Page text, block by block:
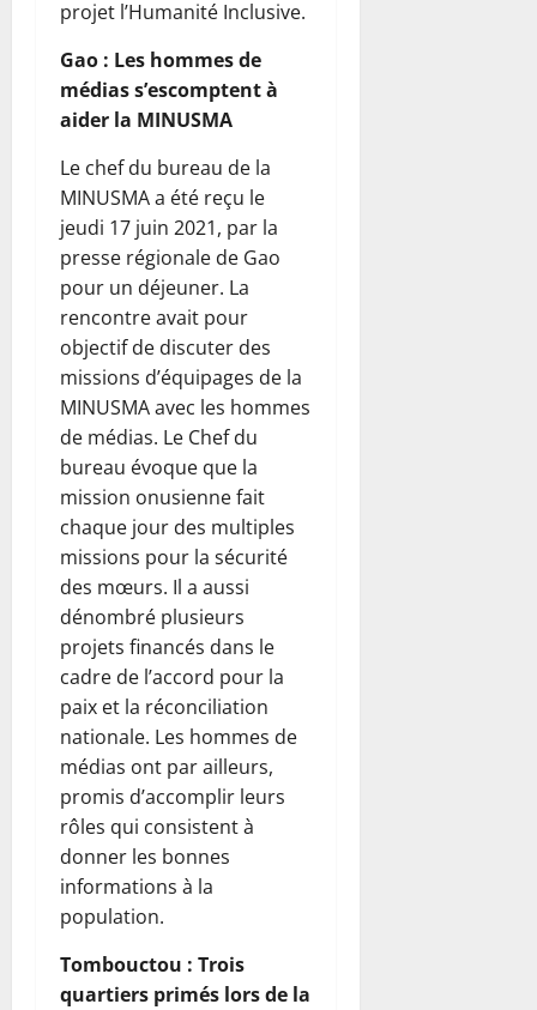
projet l’Humanité Inclusive.
Gao : Les hommes de
médias s’escomptent à
aider la MINUSMA
Le chef du bureau de la
MINUSMA a été reçu le
jeudi 17 juin 2021, par la
presse régionale de Gao
pour un déjeuner. La
rencontre avait pour
objectif de discuter des
missions d’équipages de la
MINUSMA avec les hommes
de médias. Le Chef du
bureau évoque que la
mission onusienne fait
chaque jour des multiples
missions pour la sécurité
des mœurs. Il a aussi
dénombré plusieurs
projets financés dans le
cadre de l’accord pour la
paix et la réconciliation
nationale. Les hommes de
médias ont par ailleurs,
promis d’accomplir leurs
rôles qui consistent à
donner les bonnes
informations à la
population.
Tombouctou : Trois
quartiers primés lors de la